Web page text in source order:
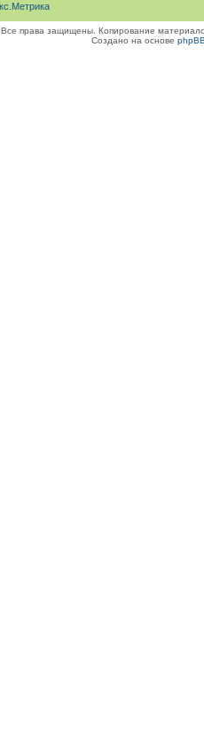
Все права защищены. Копирование
Создано на основе